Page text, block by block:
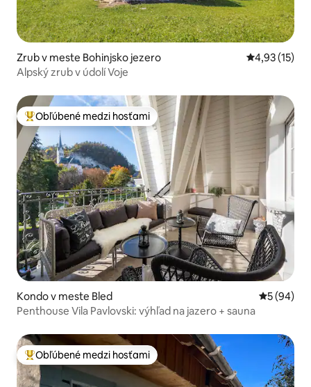
Zrub v meste Bohinjsko jezero Priemerné
4,93 (15)
Alpský zrub v údolí Voje
Najobľúbenejšie medzi hosťami
Obľúbené medzi hosťami
Kondo v meste Bled
5 (94)
Penthouse Vila Pavlovski: výhľad na jazero + sauna
Najobľúbenejšie medzi hosťami
Obľúbené medzi hosťami